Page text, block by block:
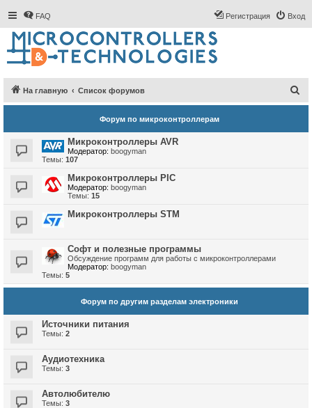
FAQ Вход
Регистрация
На главную Список форумов
о
Форум по микроконтроллерам
Микроконтроллеры AVR
Модератор: boogyman
Темы: 107
Микроконтроллеры PIC
Модератор: boogyman
Темы: 15
Микроконтроллеры STM
Софт и полезные программы
Обсуждение программ для работы с микроконтроллерами
Модератор: boogyman
Темы: 5
Форум по другим разделам электроники
Источники питания
Темы: 2
Аудиотехника
Темы: 3
Автолюбителю
Темы: 3